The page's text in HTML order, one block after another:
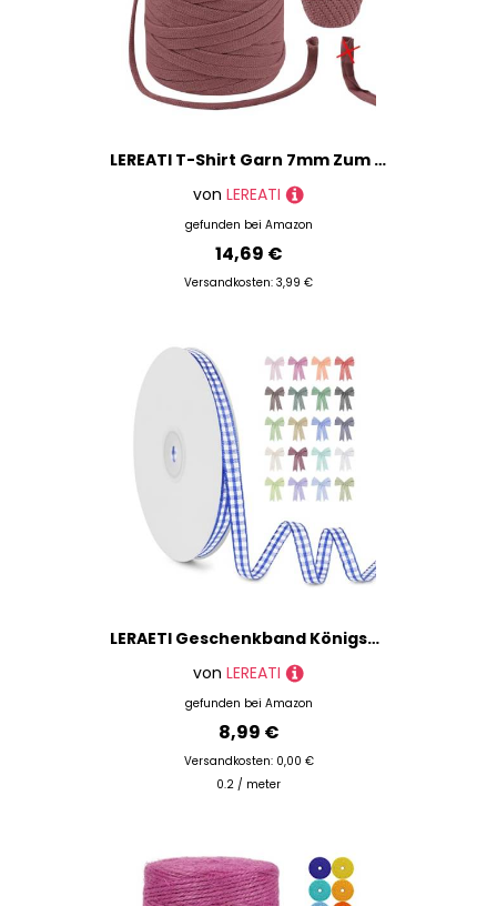
LEREATI T-Shirt Garn 7mm Zum Häkeln für Körbe 100m / 250g Bändchengarn Makramee Häkelgarn Stoff Dickes Textilgarn für Taschen Korb Decke, Heimdekoration (Ziegelrot)
von LEREATI
gefunden bei Amazon
14,69 €
Versandkosten: 3,99 €
LERAETI Geschenkband Königsblau Karoband 6mm x 45m zum Verzieren & Basteln, Kariertes Band Breites Schleifenband, Dekoband für DIY Bastelkuchen, Strauß Dekoration, Geschenkverpackung, Haarschleife
von LEREATI
gefunden bei Amazon
8,99 €
Versandkosten: 0,00 €
0.2 / meter